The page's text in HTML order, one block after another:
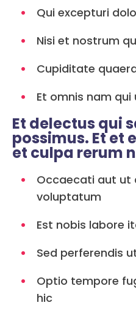
Qui excepturi
Nisi et nostrum
Cupiditate
Et omnis nam qui
Et delectus qui
possimus. Et et
et culpa rerum
Occaecati aut ut
voluptatum
Est nobis labore
Sed perferendis
Optio tempore
hic